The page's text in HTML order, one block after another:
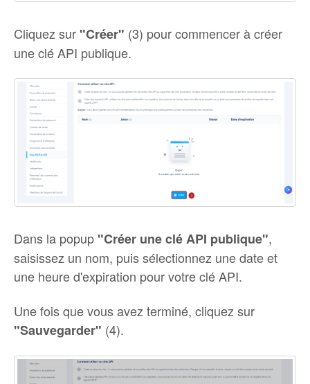
Cliquez sur "Créer" (3) pour commencer à créer
une clé API publique.
Dans la popup "Créer une clé API publique",
saisissez un nom, puis sélectionnez une date et
une heure d'expiration pour votre clé API.
Une fois que vous avez terminé, cliquez sur
"Sauvegarder" (4).